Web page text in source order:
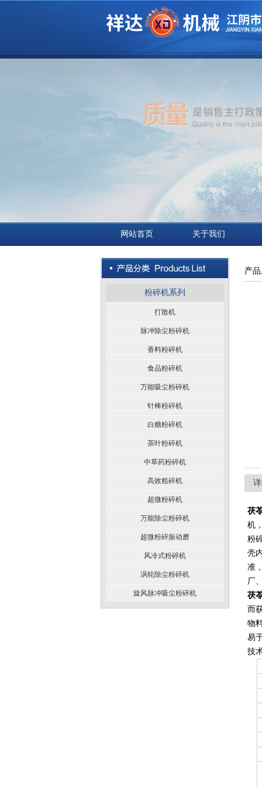
网站首页 关于我们
粉碎机系列
打散机
脉冲除尘粉碎机
香料粉碎机
食品粉碎机
万能吸尘粉碎机
针棒粉碎机
白糖粉碎机
茶叶粉碎机
中草药粉碎机
高效粗碎机
超微粉碎机
万能除尘粉碎机
超微粉碎振动磨
风冷式粉碎机
涡轮除尘粉碎机
旋风脉冲吸尘粉碎机
产
茯
机
粉
壳
准
厂
茯
而
物
易
技